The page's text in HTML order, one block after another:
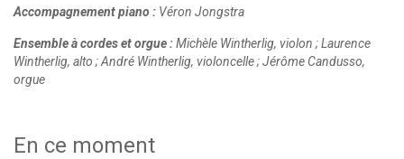
Accompagnement piano : Véron Jongstra
Ensemble à cordes et orgue :Michèle Wintherlig, violon ; Laurence
Wintherlig, alto ; André Wintherlig, violoncelle ; Jérôme Candusso,
orgue
En ce moment